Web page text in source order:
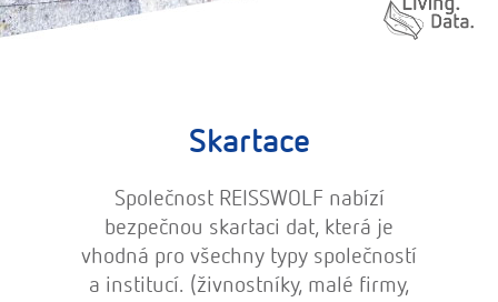
Skartace
Společnost REISSWOLF nabízí
bezpečnou skartaci dat, která je
vhodná pro všechny typy společností
a institucí. (živnostníky, malé firmy,